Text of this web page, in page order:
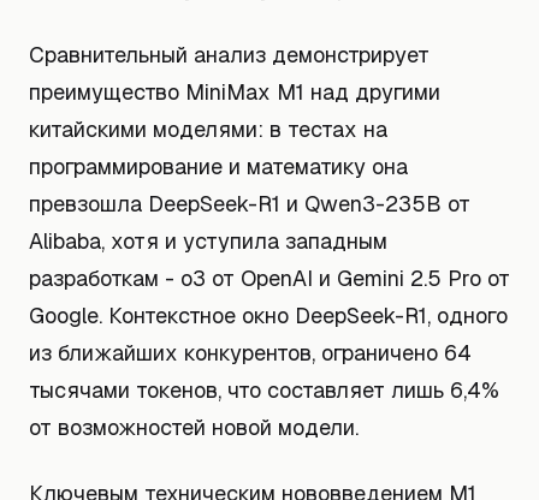
Сравнительный анализ демонстрирует
преимущество MiniMax M1 над другими
китайскими моделями: в тестах на
программирование и математику она
превзошла DeepSeek-R1 и Qwen3-235B от
Alibaba, хотя и уступила западным
разработкам - o3 от OpenAI и Gemini 2.5 Pro от
Google. Контекстное окно DeepSeek-R1, одного
из ближайших конкурентов, ограничено 64
тысячами токенов, что составляет лишь 6,4%
от возможностей новой модели.
Ключевым техническим нововведением M1